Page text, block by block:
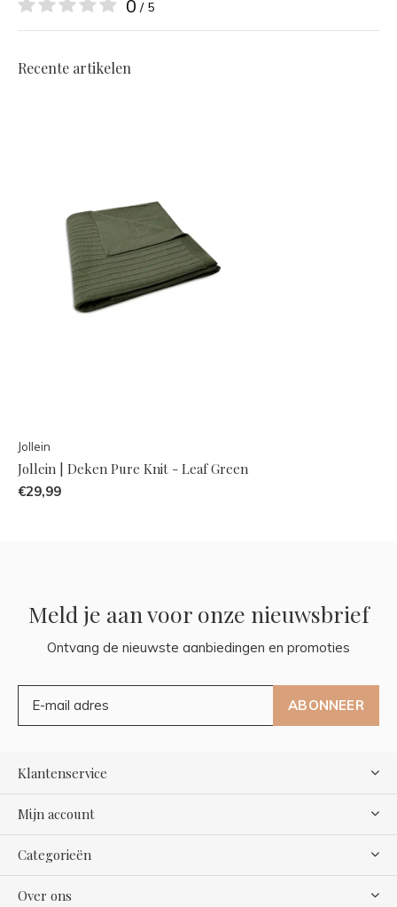
0 / 5
Recente artikelen
Jollein
Jollein | Deken Pure Knit - Leaf Green
€29,99
Meld je aan voor onze nieuwsbrief
Ontvang de nieuwste aanbiedingen en promoties
ABONNEER
Klantenservice
Mijn account
Categorieën
Over ons